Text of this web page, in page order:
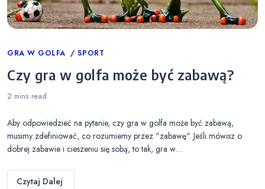
Categories
GRA W GOLFA SPORT
Czy gra w golfa może być zabawą?
2 mins read
Aby odpowiedzieć na pytanie, czy gra w golfa może być zabawą,
musimy zdefiniować, co rozumiemy przez "zabawę". Jeśli mówisz o
dobrej zabawie i cieszeniu się sobą, to tak, gra w…
Czytaj Dalej